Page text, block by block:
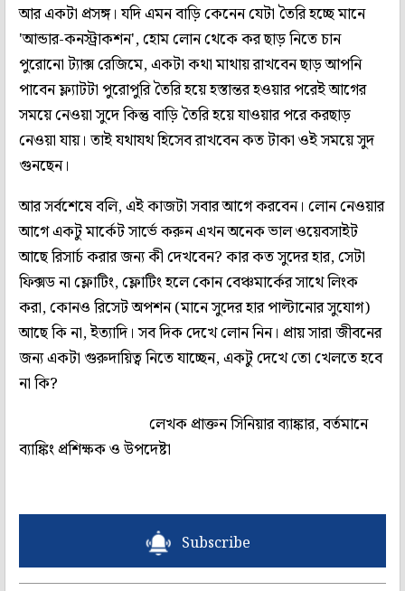
আর একটা প্রসঙ্গ। যদি এমন বাড়ি কেনেন যেটা তৈরি হচ্ছে মানে
'আন্ডার-কনস্ট্রাকশন', হোম লোন থেকে কর ছাড় নিতে চান
পুরোনো ট্যাক্স রেজিমে, একটা কথা মাথায় রাখবেন ছাড় আপনি
পাবেন ফ্ল্যাটটা পুরোপুরি তৈরি হয়ে হস্তান্তর হওয়ার পরেই আগের
সময়ে নেওয়া সুদে কিন্তু বাড়ি তৈরি হয়ে যাওয়ার পরে করছাড়
নেওয়া যায়। তাই যথাযথ হিসেব রাখবেন কত টাকা ওই সময়ে সুদ
গুনছেন।
আর সর্বশেষে বলি, এই কাজটা সবার আগে করবেন। লোন নেওয়ার
আগে একটু মার্কেট সার্ভে করুন এখন অনেক ভাল ওয়েবসাইট
আছে রিসার্চ করার জন্য কী দেখবেন? কার কত সুদের হার, সেটা
ফিক্সড না ফ্লোটিং, ফ্লোটিং হলে কোন বেঞ্চমার্কের সাথে লিংক
করা, কোনও রিসেট অপশন (মানে সুদের হার পাল্টানোর সুযোগ)
আছে কি না, ইত্যাদি। সব দিক দেখে লোন নিন। প্রায় সারা জীবনের
জন্য একটা গুরুদায়িত্ব নিতে যাচ্ছেন, একটু দেখে তো খেলতে হবে
না কি?
লেখক প্রাক্তন সিনিয়ার ব্যাঙ্কার, বর্তমানে
ব্যাঙ্কিং প্রশিক্ষক ও উপদেষ্টা
Subscribe